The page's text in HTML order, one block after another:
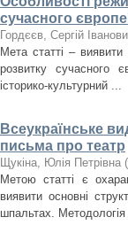
сучасного
Гордєєв, Сергій
Мета статті – виявити
розвитку сучасного
історико-культурний ...
Всеукраїнське
письма про театр
Щукіна, Юлія Петрівна (
Метою статті є
виявити основні
шпальтах.